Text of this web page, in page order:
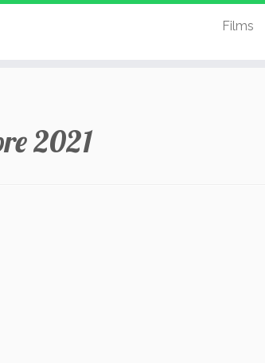
Films
2021